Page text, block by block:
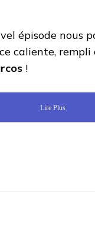
épisode nous
caliente, rempli
!
Lire Plus